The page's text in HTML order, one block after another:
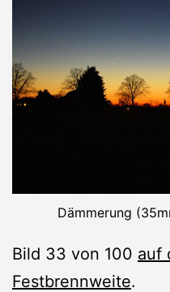
Dämmerung
Bild 33 von 100 auf
Festbrennweite.